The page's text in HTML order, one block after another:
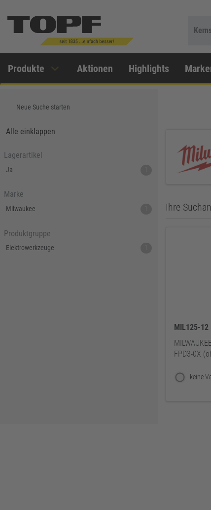
Produkte Aktionen Highlights
Neue Suche starten
Alle einklappen
Lagerartikel
Ja
Marke
Milwaukee
Produktgruppe
Elektrowerkzeuge
Ihre
MIL125-12
FPD3-0X